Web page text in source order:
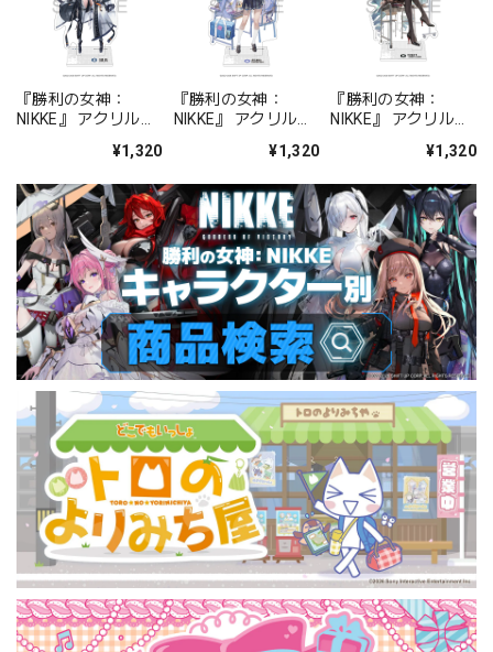
『勝利の女神：
NIKKE』 アクリルス
¥1,320
『勝利の女神：
NIKKE』 アクリルス
ォーチュンメイト
¥1,320
『勝利の女神：
NIKKE』 アクリルス
シャープレッスン
¥1,320